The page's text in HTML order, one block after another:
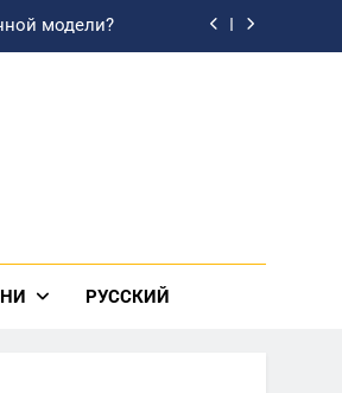
модели?
копірайтингРУССКИЙ